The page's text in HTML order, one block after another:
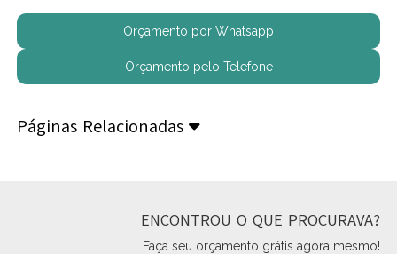
Orçamento por Whatsapp
Orçamento pelo Telefone
Páginas Relacionadas
ENCONTROU O QUE PROCURAVA?
Faça seu orçamento grátis agora mesmo!